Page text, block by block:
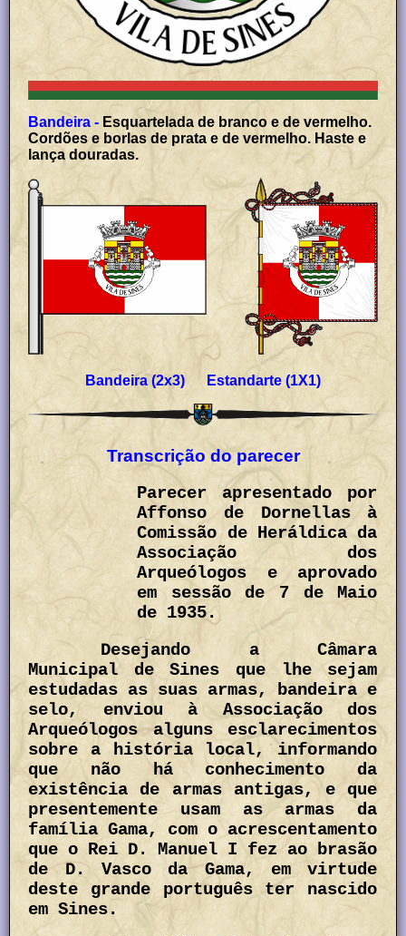
Bandeira - Esquartelada de branco e de vermelho.
Cordões e borlas de prata e de vermelho. Haste e
lança douradas.
Bandeira (2x3) Estandarte (1X1)
Transcrição do parecer
Parecer apresentado por
Affonso de Dornellas à
Comissão de Heráldica da
Associação dos
Arqueólogos e aprovado
em sessão de 7 de Maio
de 1935.
Desejando a Câmara
Municipal de Sines que lhe sejam
estudadas as suas armas, bandeira e
selo, enviou à Associação dos
Arqueólogos alguns esclarecimentos
sobre a história local, informando
que não há conhecimento da
existência de armas antigas, e que
presentemente usam as armas da
família Gama, com o acrescentamento
que o Rei D. Manuel I fez ao brasão
de D. Vasco da Gama, em virtude
deste grande português ter nascido
em Sines.